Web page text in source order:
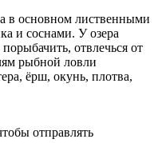
в основном лиственными
и соснами. У озера
отвлечься от
рыбной ловли
ёрш, окунь, плотва,
отправлять